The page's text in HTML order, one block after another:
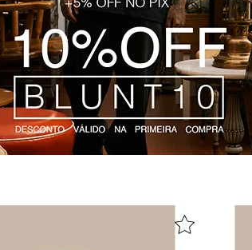
fugit cum eveniet voluptatem
Expedita pariatur non facilis quam
ipsum dolor sit amet consectetur
necessitatibus, dolorem